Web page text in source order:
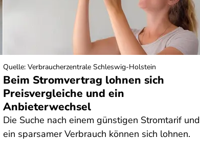
Beim Stromvertrag lohnen sich
Preisvergleiche und ein
Anbieterwechsel
Die Suche nach einem günstigen Stromtarif und
ein sparsamer Verbrauch können sich lohnen.
Quelle: Verbraucherzentrale Schleswig-Holstein